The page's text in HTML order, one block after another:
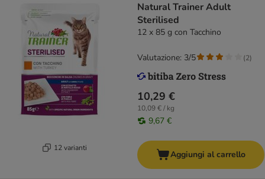
12 varianti
Natural Trainer Adult
Sterilised
12 x 85 g con Tacchino
10,29 €
10,09 € / kg
9,67 €
Valutazione: 3/5 (2)
Aggiungi al carrello